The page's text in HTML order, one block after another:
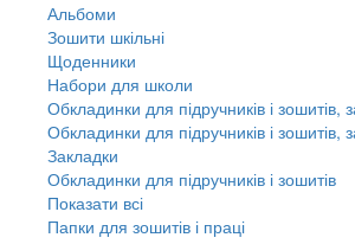
Альбоми
Зошити шкільні
Щоденники
Набори для школи
Обкладинки для підручників і зошитів,
Обкладинки для підручників і зошитів,
Закладки
Обкладинки для підручників і зошитів
Показати всі
Папки для зошитів і праці